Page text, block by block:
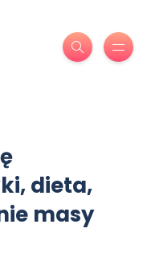
dieta,
masy